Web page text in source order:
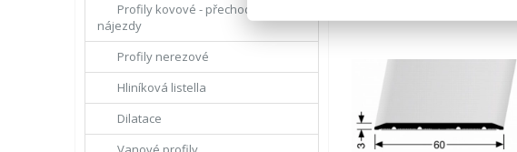
Profily kovové - přechody a
nájezdy
Profily nerezové
Hliníková listella
Dilatace